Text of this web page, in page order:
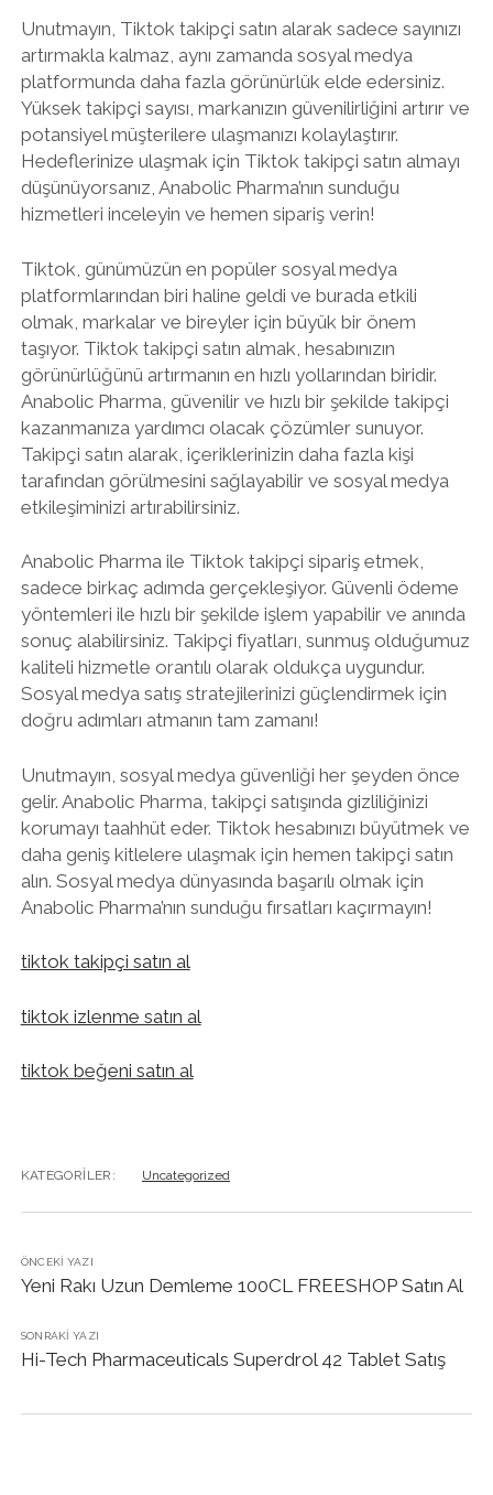
Unutmayın, Tiktok takipçi satın alarak sadece sayınızı
artırmakla kalmaz, aynı zamanda sosyal medya
platformunda daha fazla görünürlük elde edersiniz.
Yüksek takipçi sayısı, markanızın güvenilirliğini artırır ve
potansiyel müşterilere ulaşmanızı kolaylaştırır.
Hedeflerinize ulaşmak için Tiktok takipçi satın almayı
düşünüyorsanız, Anabolic Pharma’nın sunduğu
hizmetleri inceleyin ve hemen sipariş verin!
Tiktok, günümüzün en popüler sosyal medya
platformlarından biri haline geldi ve burada etkili
olmak, markalar ve bireyler için büyük bir önem
taşıyor. Tiktok takipçi satın almak, hesabınızın
görünürlüğünü artırmanın en hızlı yollarından biridir.
Anabolic Pharma, güvenilir ve hızlı bir şekilde takipçi
kazanmanıza yardımcı olacak çözümler sunuyor.
Takipçi satın alarak, içeriklerinizin daha fazla kişi
tarafından görülmesini sağlayabilir ve sosyal medya
etkileşiminizi artırabilirsiniz.
Anabolic Pharma ile Tiktok takipçi sipariş etmek,
sadece birkaç adımda gerçekleşiyor. Güvenli ödeme
yöntemleri ile hızlı bir şekilde işlem yapabilir ve anında
sonuç alabilirsiniz. Takipçi fiyatları, sunmuş olduğumuz
kaliteli hizmetle orantılı olarak oldukça uygundur.
Sosyal medya satış stratejilerinizi güçlendirmek için
doğru adımları atmanın tam zamanı!
Unutmayın, sosyal medya güvenliği her şeyden önce
gelir. Anabolic Pharma, takipçi satışında gizliliğinizi
korumayı taahhüt eder. Tiktok hesabınızı büyütmek ve
daha geniş kitlelere ulaşmak için hemen takipçi satın
alın. Sosyal medya dünyasında başarılı olmak için
Anabolic Pharma’nın sunduğu fırsatları kaçırmayın!
tiktok takipçi satın al
tiktok izlenme satın al
tiktok beğeni satın al
KATEGORILER: Uncategorized
ÖNCEKI YAZI
Yeni Rakı Uzun Demleme 100CL FREESHOP Satın Al
SONRAKI YAZI
Hi-Tech Pharmaceuticals Superdrol 42 Tablet Satış